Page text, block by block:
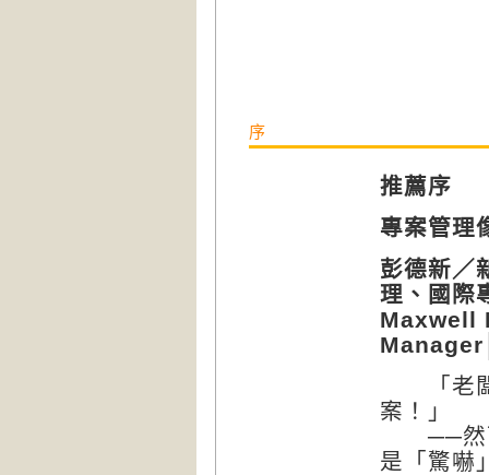
序
推薦序
專案管理
彭德新／
理、國際
Maxwell
「老闆
案！」
──然而
是「驚嚇